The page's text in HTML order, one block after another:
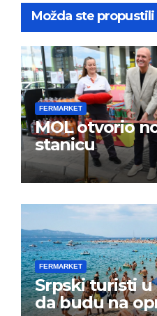
Možda ste propustili
FERMARKET
MOL otvorio
stanicu
FERMARKET
Srpski turisti
da budu na